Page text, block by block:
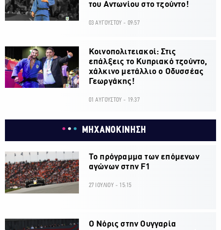
του Αντωνίου στο τζούντο!
03 ΑΥΓΟΥΣΤΟΥ - 09:57
Κοινοπολιτειακοί: Στις
επάλξεις το Κυπριακό τζούντο,
χάλκινο μετάλλιο ο Οδυσσέας
Γεωργάκης!
01 ΑΥΓΟΥΣΤΟΥ - 19:37
ΜΗΧΑΝΟΚΙΝΗΣΗ
Το πρόγραμμα των επόμενων
αγώνων στην F1
27 ΙΟΥΛΙΟΥ - 15:15
O Νόρις στην Ουγγαρία